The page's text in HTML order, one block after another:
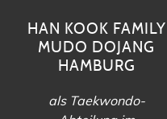
HAN KOOK FAMILY
MUDO DOJANG
HAMBURG
als Taekwondo-